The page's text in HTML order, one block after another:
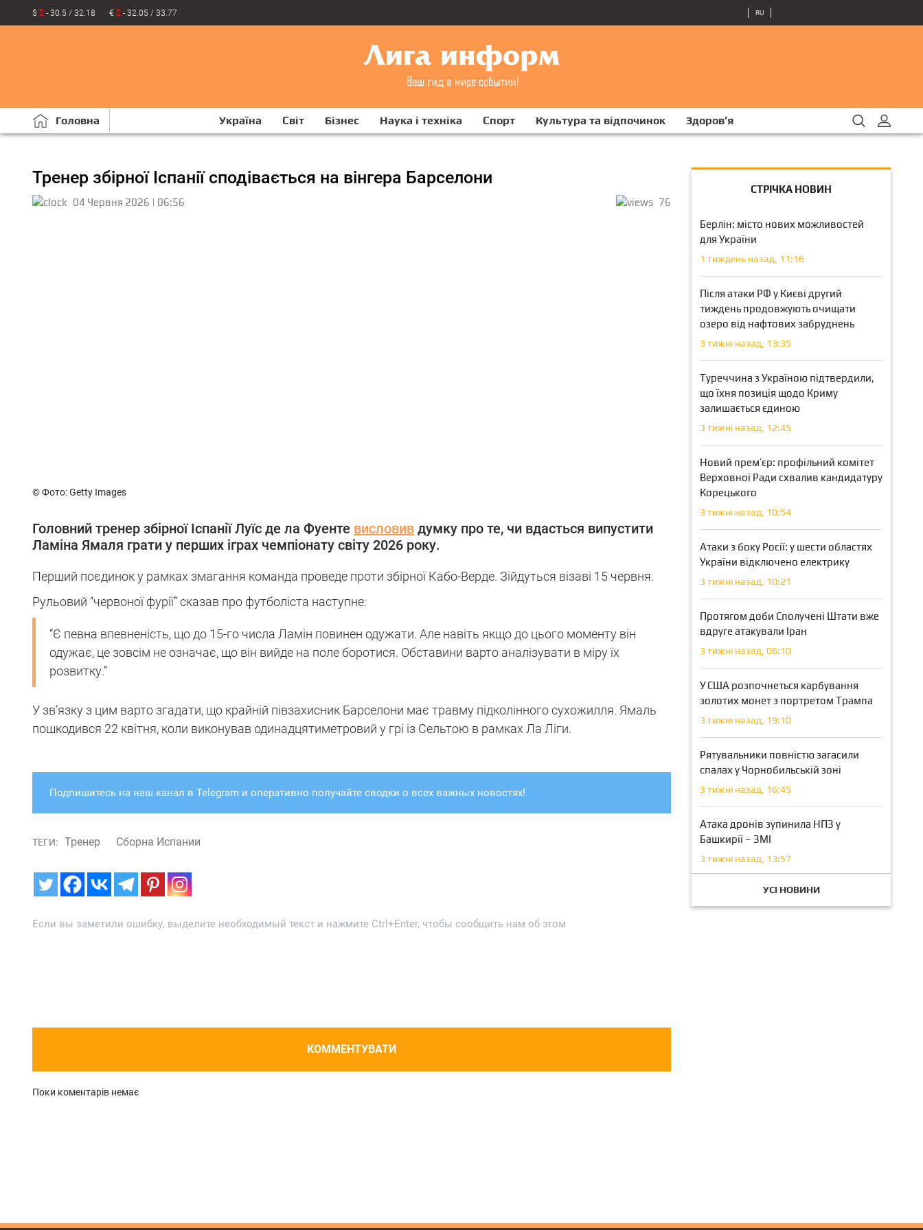
$ - 30.5 / 32.18 € - 32.05 / 33.77 RU
Головна Україна Світ Бізнес Наука і техніка Спорт Культура та відпочинок Здоров’я
Тренер збірної Іспанії сподівається на вінгера Барселони
04 Червня 2026 | 06:56 76
© Фото: Getty Images
Головний тренер збірної Іспанії Луїс де ла Фуенте висловив думку про те, чи вдасться випустити
Ламіна Ямаля грати у перших іграх чемпіонату світу 2026 року.
Перший поєдинок у рамках змагання команда проведе проти збірної Кабо-Верде. Зійдуться візаві 15 червня.
Рульовий “червоної фурії” сказав про футболіста наступне:
“Є певна впевненість, що до 15-го числа Ламін повинен одужати. Але навіть якщо до цього моменту він
одужає, це зовсім не означає, що він вийде на поле боротися. Обставини варто аналізувати в міру їх
розвитку.”
У зв’язку з цим варто згадати, що крайній півзахисник Барселони має травму підколінного сухожилля. Ямаль
пошкодився 22 квітня, коли виконував одинадцятиметровий у грі із Сельтою в рамках Ла Ліги.
Подпишитесь на наш канал в Telegram и оперативно получайте сводки о всех важных новостях!
ТЕГИ: Тренер Сборна Испании
Если вы заметили ошибку, выделите необходимый текст и нажмите Ctrl+Enter, чтобы сообщить нам об этом
КОММЕНТУВАТИ
Поки коментарів немає
СТРІЧКА НОВИН
Берлін: місто нових можливостей
для України
1 тиждень назад, 11:16
Після атаки РФ у Києві другий
тиждень продовжують очищати
озеро від нафтових забруднень
3 тижні назад, 13:35
Туреччина з Україною підтвердили,
що їхня позиція щодо Криму
залишається єдиною
3 тижні назад, 12:45
Новий прем’єр: профільний комітет
Верховної Ради схвалив кандидатуру
Корецького
3 тижні назад, 10:54
Атаки з боку Росії: у шести областях
України відключено електрику
3 тижні назад, 10:21
Протягом доби Сполучені Штати вже
вдруге атакували Іран
3 тижні назад, 06:10
У США розпочнеться карбування
золотих монет з портретом Трампа
3 тижні назад, 19:10
Рятувальники повністю загасили
спалах у Чорнобильській зоні
3 тижні назад, 16:45
Атака дронів зупинила НПЗ у
Башкирії – ЗМІ
3 тижні назад, 13:57
УСІ НОВИНИ